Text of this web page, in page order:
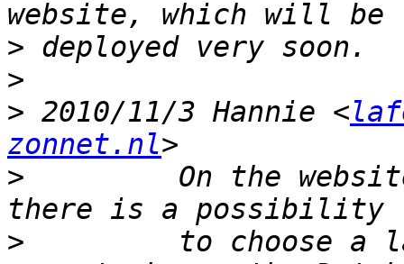
>
>
> 2010/11/3 Hannie <
zonnet.nl
>
On the
>
to choose a